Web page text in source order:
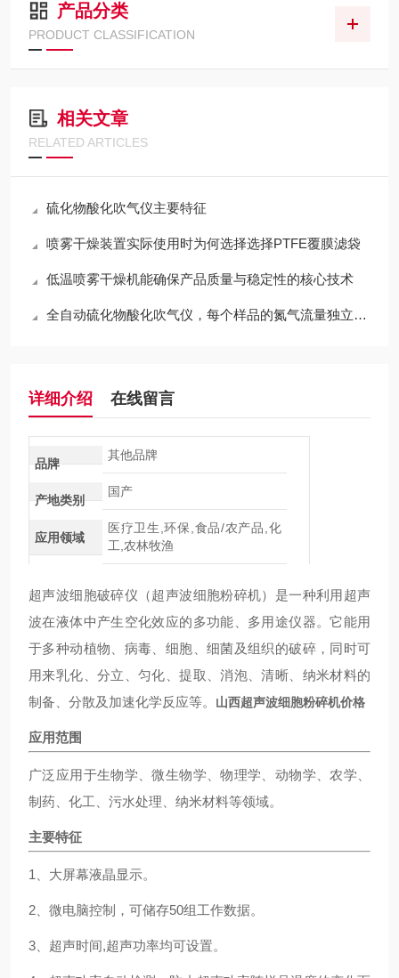
产品分类
PRODUCT CLASSIFICATION
相关文章
RELATED ARTICLES
硫化物酸化吹气仪主要特征
喷雾干燥装置实际使用时为何选择选择PTFE覆膜滤袋
低温喷雾干燥机能确保产品质量与稳定性的核心技术
全自动硫化物酸化吹气仪，每个样品的氮气流量独立控制
详细介绍 在线留言
品牌
其他品牌
产地类别
国产
应用领域
医疗卫生,环保,食品/农产品,化
工,农林牧渔
超声波细胞破碎仪（超声波细胞粉碎机）是一种利用超声
波在液体中产生空化效应的多功能、多用途仪器。它能用
于多种动植物、病毒、细胞、细菌及组织的破碎，同时可
用来乳化、分立、匀化、提取、消泡、清晰、纳米材料的
制备、分散及加速化学反应等。 山西超声波细胞粉碎机价格
应用范围
广泛应用于生物学、微生物学、物理学、动物学、农学、
制药、化工、污水处理、纳米材料等领域。
主要特征
1、大屏幕液晶显示。
2、微电脑控制，可储存50组工作数据。
3、超声时间,超声功率均可设置。